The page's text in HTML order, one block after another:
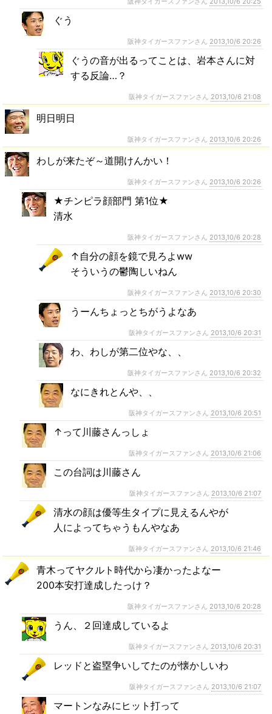
ぐう
阪神タイガースファンさん 2013,10/6 20:26
ぐうの音が出るってことは、岩本さんに対
する反論…？
阪神タイガースファンさん 2013,10/6 21:08
明日明日
阪神タイガースファンさん 2013,10/6 20:26
わしが来たぞ～道開けんかい！
阪神タイガースファンさん 2013,10/6 20:26
★チンピラ顔部門 第1位★
清水
阪神タイガースファンさん 2013,10/6 20:28
↑自分の顔を鏡で見ろよww
そういうの鬱陶しいねん
阪神タイガースファンさん 2013,10/6 20:30
うーんちょっとちがうよなあ
阪神タイガースファンさん 2013,10/6 20:31
わ、わしが第二位やな、、
阪神タイガースファンさん 2013,10/6 20:32
なにきれとんや、、
阪神タイガースファンさん 2013,10/6 20:51
↑って川藤さんっしょ
阪神タイガースファンさん 2013,10/6 21:06
この台詞は川藤さん
阪神タイガースファンさん 2013,10/6 21:07
清水の顔は優等生タイプに見えるんやが
人によってちゃうもんやなあ
阪神タイガースファンさん 2013,10/6 21:46
青木ってヤクルト時代から凄かったよなー
200本安打達成したっけ？
阪神タイガースファンさん 2013,10/6 20:28
うん、２回達成しているよ
阪神タイガースファンさん 2013,10/6 20:31
レッドと盗塁争いしてたのが懐かしいわ
阪神タイガースファンさん 2013,10/6 21:07
マートンなみにヒット打って